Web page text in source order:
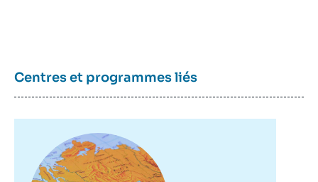
Centres et programmes liés
principale